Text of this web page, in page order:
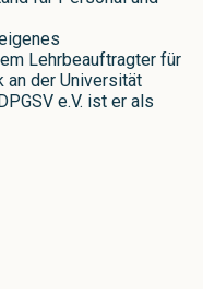
Lehrbeauftragter für
an der Universität
e.V. ist er als